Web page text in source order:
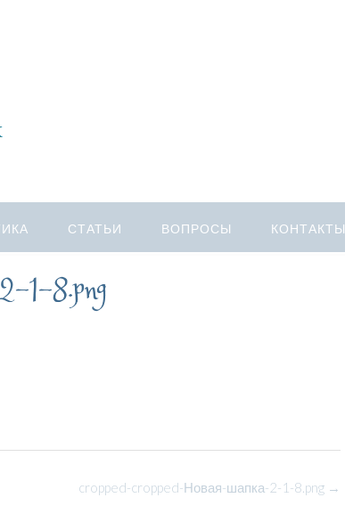
СТАТЬИ ВОПРОСЫ КОНТАКТЫ
1-8.png
cropped-cropped-Новая-шапка-2-1-8.png →